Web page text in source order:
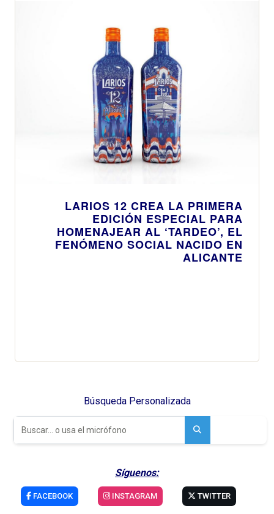
LARIOS 12 CREA LA PRIMERA
EDICIÓN ESPECIAL PARA
HOMENAJEAR AL ‘TARDEO’, EL
FENÓMENO SOCIAL NACIDO EN
ALICANTE
Búsqueda Personalizada
Síguenos:
FACEBOOK INSTAGRAM TWITTER